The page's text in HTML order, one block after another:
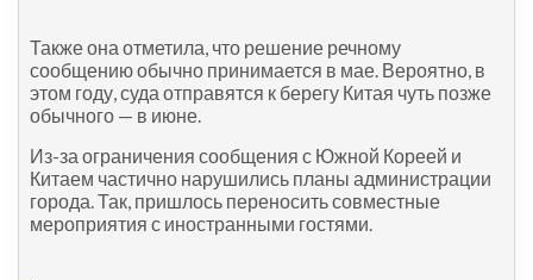
Также она отметила, что решение речному
сообщению обычно принимается в мае. Вероятно, в
этом году, суда отправятся к берегу Китая чуть позже
обычного — в июне.
Из-за ограничения сообщения с Южной Кореей и
Китаем частично нарушились планы администрации
города. Так, пришлось переносить совместные
мероприятия с иностранными гостями.